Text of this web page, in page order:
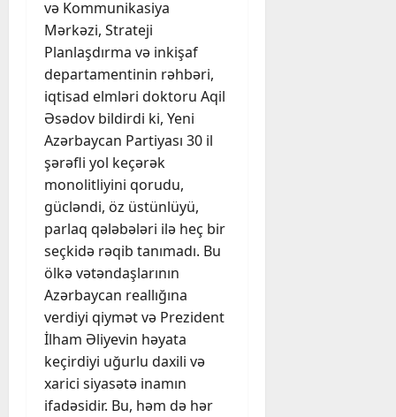
və Kommunikasiya
Mərkəzi, Strateji
Planlaşdırma və inkişaf
departamentinin rəhbəri,
iqtisad elmləri doktoru Aqil
Əsədov bildirdi ki, Yeni
Azərbaycan Partiyası 30 il
şərəfli yol keçərək
monolitliyini qorudu,
gücləndi, öz üstünlüyü,
parlaq qələbələri ilə heç bir
seçkidə rəqib tanımadı. Bu
ölkə vətəndaşlarının
Azərbaycan reallığına
verdiyi qiymət və Prezident
İlham Əliyevin həyata
keçirdiyi uğurlu daxili və
xarici siyasətə inamın
ifadəsidir. Bu, həm də hər